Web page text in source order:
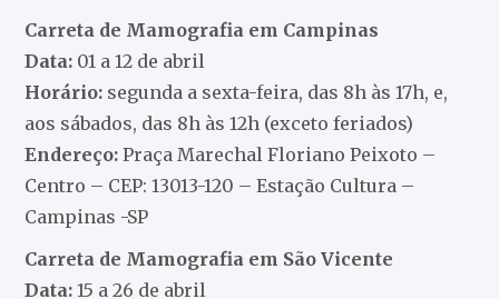
Carreta de Mamografia em Campinas
Data: 01 a 12 de abril
Horário: segunda a sexta-feira, das 8h às 17h, e,
aos sábados, das 8h às 12h (exceto feriados)
Endereço: Praça Marechal Floriano Peixoto –
Centro – CEP: 13013-120 – Estação Cultura –
Campinas -SP
Carreta de Mamografia em São Vicente
Data: 15 a 26 de abril